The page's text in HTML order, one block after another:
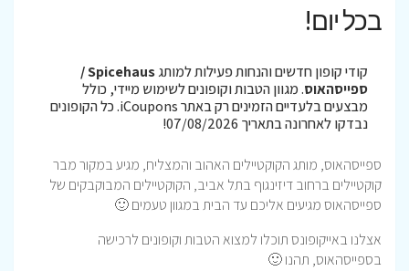
בכל יום!
קודי קופון חדשים והנחות פעילות למותג
Spicehaus /
ספייסהאוס. מגוון הטבות וקופונים לשימוש מיידי, כולל
מבצעים בלעדיים הזמינים רק באתר iCoupons. כל הקופונים
נבדקו לאחרונה בתאריך 07/08/2026!
ספייסהאוס, מותג הקוקטיילים האהוב והמצליח, מגיע במקור מבר
קוקטיילים ברחוב דיזינגוף בתל אביב, הקוקטיילים המבוקבקים של
ספייסהאוס מגיעים אליכם עד הבית במגוון טעמים 🙂
אצלנו באייקופונס תוכלו למצוא הטבות וקופונים לרכישה
בספייסהאוס, תהנו 🙂